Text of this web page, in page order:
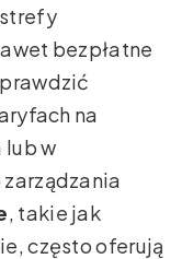
bezpłatne
na
lub w
, takie jak
często oferują